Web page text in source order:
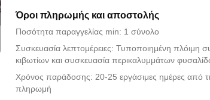
Όροι πληρωμής και αποστολής
Ποσότητα παραγγελίας min: 1 σύνολο
Συσκευασία λεπτομέρειες: Τυποποιημένη πλόιμη
κιβωτίων και συσκευασία περικαλυμμάτων
Χρόνος παράδοσης: 20-25 εργάσιμες ημέρες από
πληρωμή